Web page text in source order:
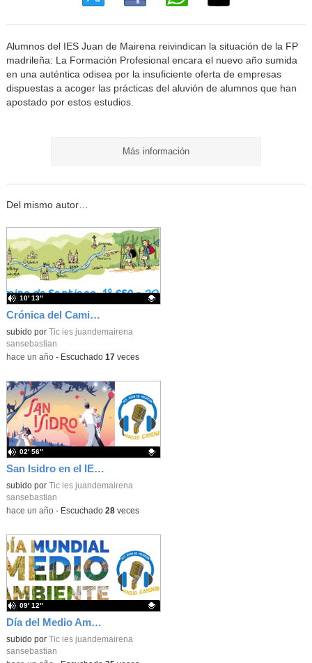
Alumnos del IES Juan de Mairena reivindican la situación de la FP
madrileña: La Formación Profesional encara el nuevo año sumida
en una auténtica odisea por la insuficiente oferta de empresas
dispuestas a acoger las prácticas del aluvión de alumnos que han
apostado por estos estudios.
Más información
Del mismo autor…
Crónica del Camino de Santiago 1º ESO
Contenido educativo.
subido por Tic ies juandemairena
sansebastian
10′ 13″
-hace un año- Escuchado 17 veces
San Isidro en el IES Juan de Mairena
Contenido educativo.
subido por Tic ies juandemairena
sansebastian
02′ 56″
-hace un año- Escuchado 28veces
Día del Medio Ambiente
Contenido educativo.
subido por Tic ies juandemairena
sansebastian
09′ 12″